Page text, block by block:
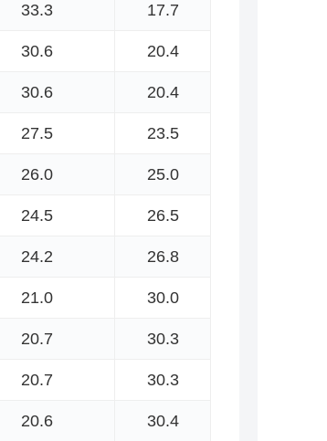
33.3 17.7
30.6 20.4
30.6 20.4
27.5 23.5
26.0 25.0
24.5 26.5
24.2 26.8
21.0 30.0
20.7 30.3
20.7 30.3
20.6 30.4